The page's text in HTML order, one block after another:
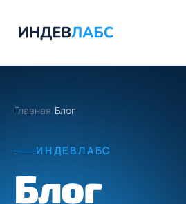
Главная/Блог
ИНДЕВЛАБС
Блог